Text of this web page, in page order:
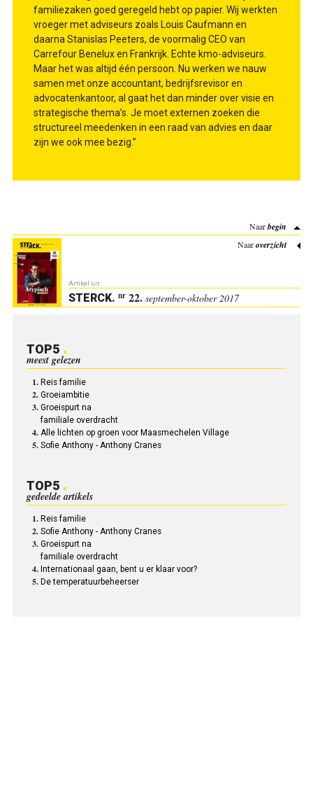
familiezaken goed geregeld hebt op papier. Wij werkten
vroeger met adviseurs zoals Louis Caufmann en
daarna Stanislas Peeters, de voormalig CEO van
Carrefour Benelux en Frankrijk. Echte kmo-adviseurs.
Maar het was altijd één persoon. Nu werken we nauw
samen met onze accountant, bedrijfsrevisor en
advocatenkantoor, al gaat het dan minder over visie en
strategische thema’s. Je moet externen zoeken die
structureel meedenken in een raad van advies en daar
zijn we ook mee bezig.”
Naarbegin
Naaroverzicht
Artikel uit:
STERCK. nr22. september-oktober 2017
TOP5
meest gelezen
Reis familie
Groeiambitie
Groeispurt na
familiale overdracht
Alle lichten op groen voor Maasmechelen Village
Sofie Anthony - Anthony Cranes
TOP5
gedeelde artikels
Reis familie
Sofie Anthony - Anthony Cranes
Groeispurt na
familiale overdracht
Internationaal gaan, bent u er klaar voor?
De temperatuurbeheerser